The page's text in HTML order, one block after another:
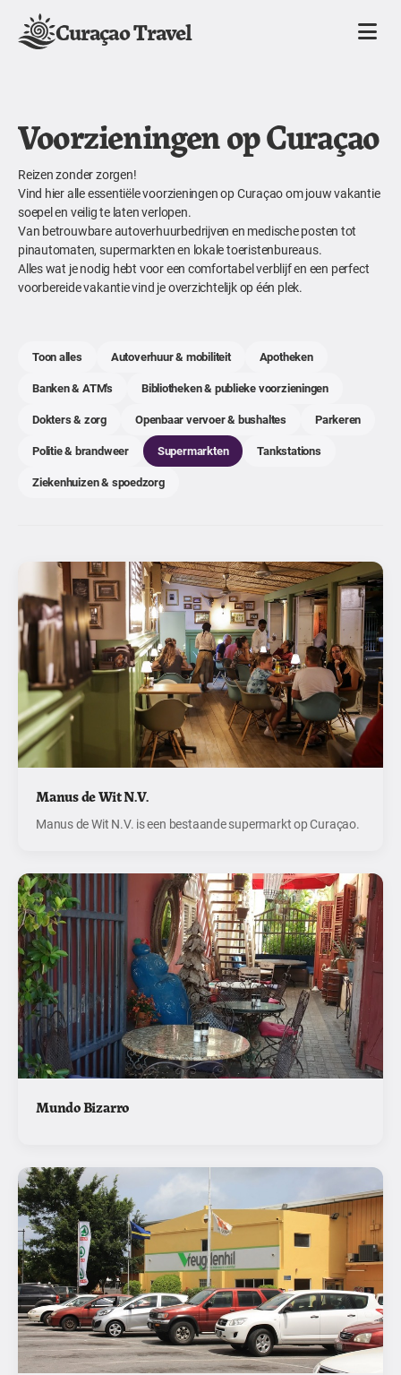
Curaçao Travel
Voorzieningen op Curaçao
Reizen zonder zorgen!
Vind hier alle essentiële voorzieningen op Curaçao om jouw vakantie
soepel en veilig te laten verlopen.
Van betrouwbare autoverhuurbedrijven en medische posten tot
pinautomaten, supermarkten en lokale toeristenbureaus.
Alles wat je nodig hebt voor een comfortabel verblijf en een perfect
voorbereide vakantie vind je overzichtelijk op één plek.
Toon alles Autoverhuur & mobiliteit
Apotheken
Banken & ATM's
Bibliotheken & publieke voorzieningen
Dokters & zorg
Openbaar vervoer & bushaltes
Parkeren
Politie & brandweer
Supermarkten
Tankstations
Ziekenhuizen & spoedzorg
Manus de Wit N.V.
Manus de Wit N.V. is een bestaande supermarkt op Curaçao.
Mundo Bizarro